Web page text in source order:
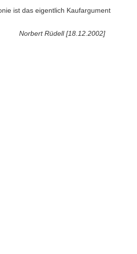
ist das eigentlich Kaufargument
Norbert Rüdell [18.12.2002]